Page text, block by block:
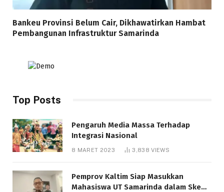
Bankeu Provinsi Belum Cair, Dikhawatirkan Hambat
Pembangunan Infrastruktur Samarinda
Top Posts
Pengaruh Media Massa Terhadap
Integrasi Nasional
8 MARET 2023 3,838VIEWS
Pemprov Kaltim Siap Masukkan
Mahasiswa UT Samarinda dalam Skema